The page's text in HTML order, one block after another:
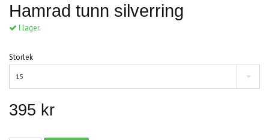
Hamrad tunn silverring
I lager.
Storlek
15
395 kr